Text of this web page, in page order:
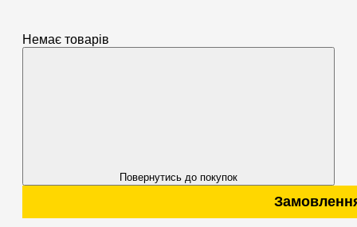
Немає товарів
Повернутись до покупок
Замовлення